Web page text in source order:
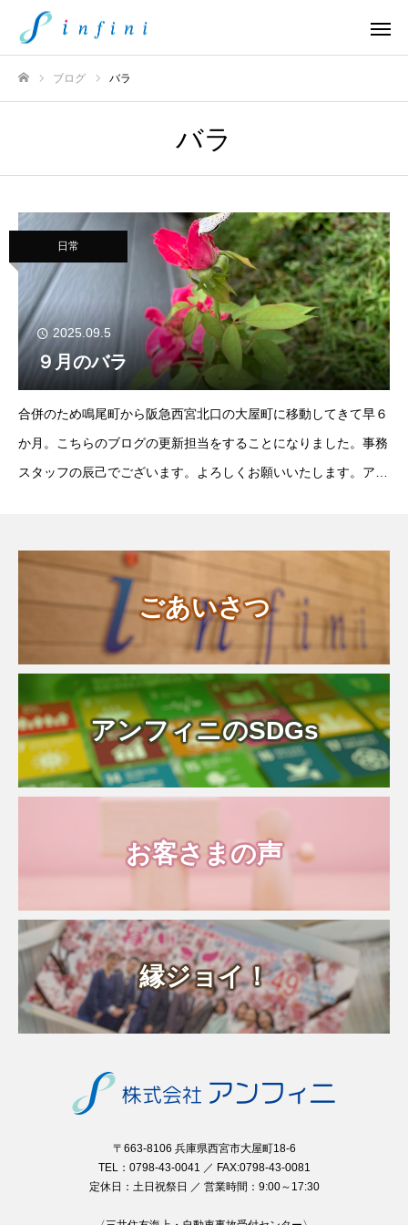
ブログ バラ
バラ
日常
2025.09.5
９月のバラ
合併のため鳴尾町から阪急西宮北口の大屋町に移動してきて早６
か月。こちらのブログの更新担当をすることになりました。事務
スタッフの辰己でございます。よろしくお願いいたします。アン
ごあいさつ
アンフィニのSDGs
お客さまの声
縁ジョイ！
〒663-8106 兵庫県西宮市大屋町18-6
TEL：0798-43-0041 ／ FAX:0798-43-0081
定休日：土日祝祭日 ／ 営業時間：9:00～17:30